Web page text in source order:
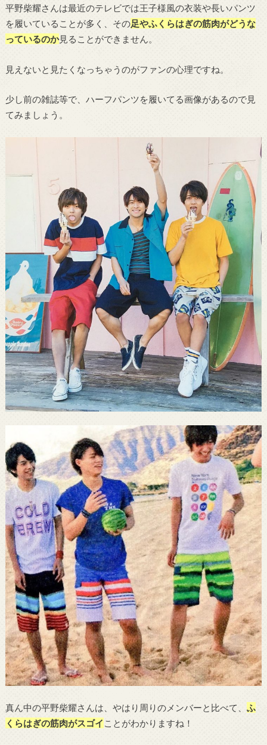
平野柴耀さんは最近のテレビでは王子様風の衣装や長いパンツ
を履いていることが多く、その足やふくらはぎの筋肉がどうな
っているのか見ることができません。
見えないと見たくなっちゃうのがファンの心理ですね。
少し前の雑誌等で、ハーフパンツを履いてる画像があるので見
てみましょう。
真ん中の平野柴耀さんは、やはり周りのメンバーと比べて、 ふ
くらはぎの筋肉がスゴイ ことがわかりますね！